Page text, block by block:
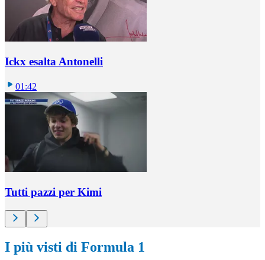
Ickx esalta Antonelli
01:42
Tutti pazzi per Kimi
I più visti di Formula 1